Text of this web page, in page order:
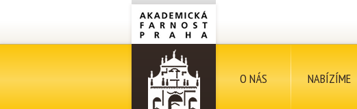
O NÁS NABÍZÍME